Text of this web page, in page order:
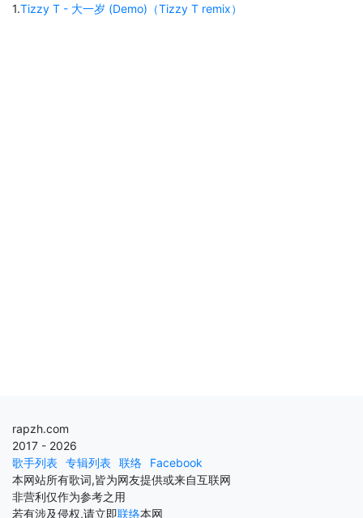
1.Tizzy T - 大一岁 (Demo)（Tizzy T remix）
rapzh.com
2017 - 2026
歌手列表 专辑列表 联络
Facebook
本网站所有歌词,皆为网友提供或来自互联网
非营利仅作为参考之用
若有涉及侵权,请立即联络本网